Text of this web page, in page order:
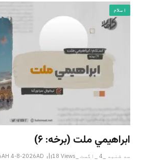
اسلام
ابراهيمي ملت (برخه: ۶)
سه شنبه _4 _اگست _2026AH 4-8-2026AD 18 Views